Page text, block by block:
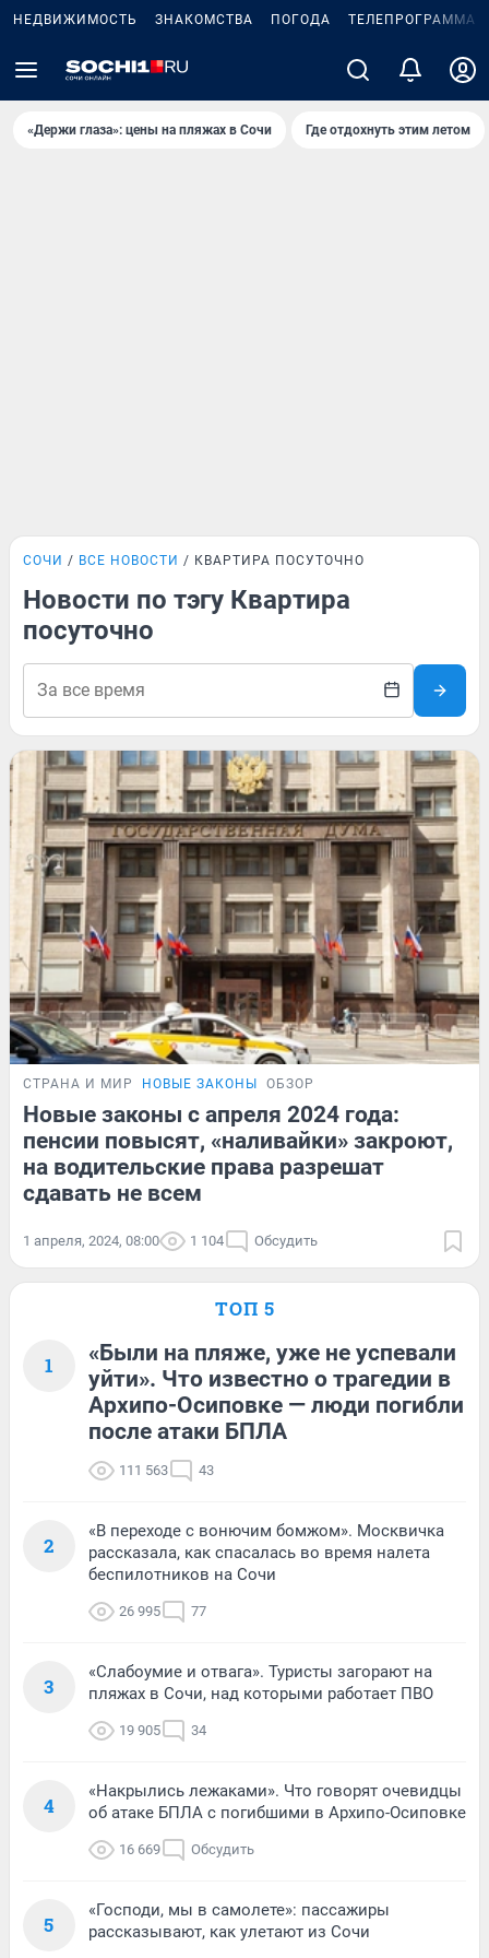
НЕДВИЖИМОСТЬ ЗНАКОМСТВА ПОГОДА ТЕЛЕПРОГРАММА
«Держи глаза»: цены на пляжах в Сочи Где отдохнуть этим летом
СОЧИ ВСЕ НОВОСТИ КВАРТИРА ПОСУТОЧНО
Новости по тэгу Квартира
посуточно
СТРАНА И МИР НОВЫЕ ЗАКОНЫ ОБЗОР
Новые законы с апреля 2024 года:
пенсии повысят, «наливайки» закроют,
на водительские права разрешат
сдавать не всем
1 апреля, 2024, 08:00 1 104 Обсудить
ТОП 5
1
«Были на пляже, уже не успевали
уйти». Что известно о трагедии в
Архипо-Осиповке — люди погибли
после атаки БПЛА
111 563 43
2
«В переходе с вонючим бомжом». Москвичка
рассказала, как спасалась во время налета
беспилотников на Сочи
26 995 77
3
«Слабоумие и отвага». Туристы загорают на
пляжах в Сочи, над которыми работает ПВО
19 905 34
4
«Накрылись лежаками». Что говорят очевидцы
об атаке БПЛА с погибшими в Архипо-Осиповке
16 669 Обсудить
5
«Господи, мы в самолете»: пассажиры
рассказывают, как улетают из Сочи